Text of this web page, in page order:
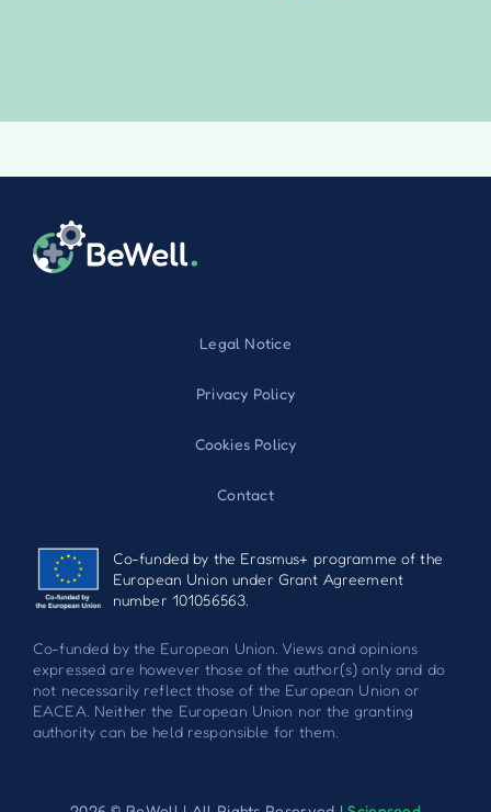
Legal Notice
Privacy Policy
Cookies Policy
Contact
Co-funded by the Erasmus+ programme of the
European Union under Grant Agreement
number 101056563.
Co-funded by the European Union. Views and opinions
expressed are however those of the author(s) only and do
not necessarily reflect those of the European Union or
EACEA. Neither the European Union nor the granting
authority can be held responsible for them.